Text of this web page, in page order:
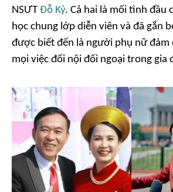
NSƯT Đỗ Kỷ. Cả hai là mối tình đầu
học chung lớp diễn viên và đã gắn
được biết đến là người phụ nữ đảm
mọi việc đối nội đối ngoại trong gia